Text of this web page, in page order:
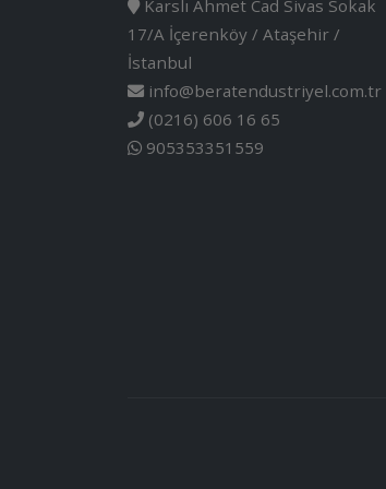
Karslı Ahmet Cad Sivas Sokak
17/A İçerenköy / Ataşehir /
İstanbul
info@beratendustriyel.com.tr
(0216) 606 16 65
905353351559